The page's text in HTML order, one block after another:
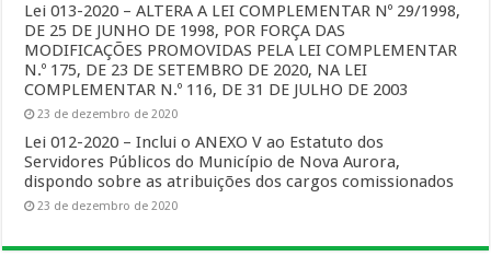
Lei 013-2020 – ALTERA A LEI COMPLEMENTAR Nº 29/1998,
DE 25 DE JUNHO DE 1998, POR FORÇA DAS
MODIFICAÇÕES PROMOVIDAS PELA LEI COMPLEMENTAR
N.º 175, DE 23 DE SETEMBRO DE 2020, NA LEI
COMPLEMENTAR N.º 116, DE 31 DE JULHO DE 2003
23 de dezembro de 2020
Lei 012-2020 – Inclui o ANEXO V ao Estatuto dos
Servidores Públicos do Município de Nova Aurora,
dispondo sobre as atribuições dos cargos comissionados
23 de dezembro de 2020